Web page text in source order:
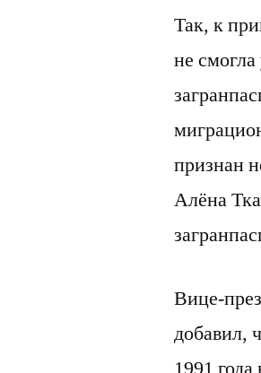
Так, к
не
признан
Алёна
Вице-
добавил,